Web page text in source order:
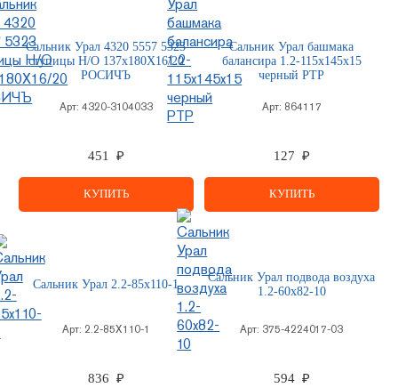
Сальник Урал 4320 5557 5323
ступицы Н/О 137х180Х16/20
РОСИЧЪ
Арт: 4320-3104033
451 ₽
КУПИТЬ
Сальник Урал башмака
балансира 1.2-115х145х15
черный РТР
Арт: 864117
127 ₽
КУПИТЬ
Сальник Урал 2.2-85х110-1
Арт: 2.2-85Х110-1
836 ₽
Сальник Урал подвода воздуха
1.2-60х82-10
Арт: 375-4224017-03
594 ₽